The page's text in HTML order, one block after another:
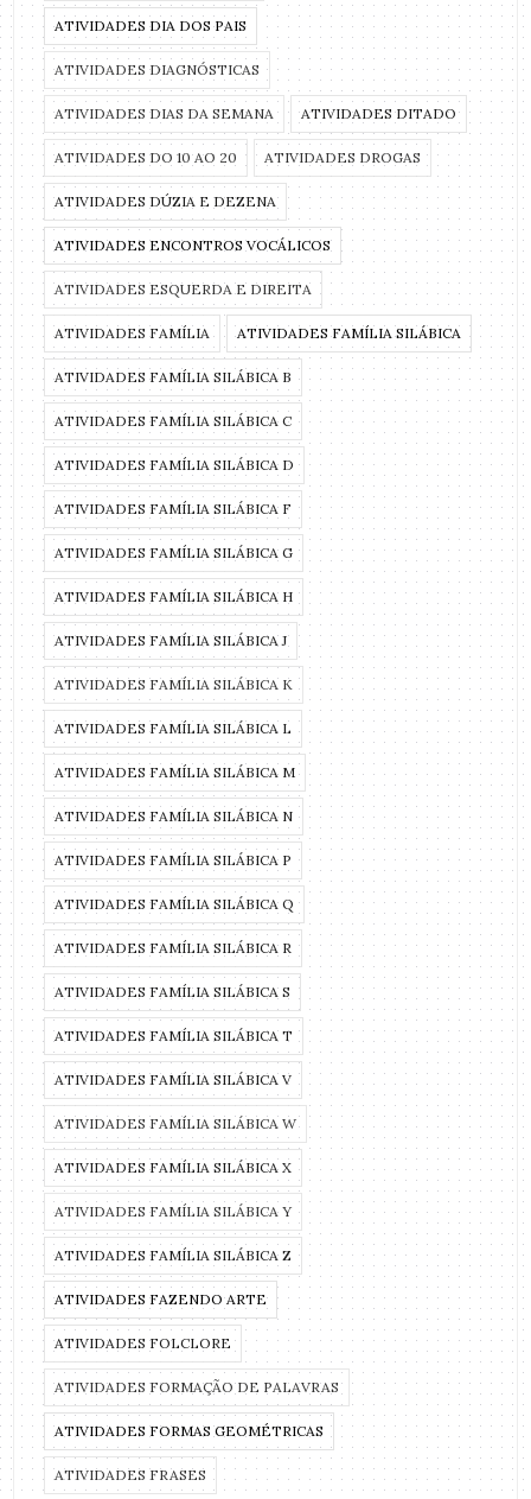
ATIVIDADES DIA DOS PAIS
ATIVIDADES DIAGNÓSTICAS
ATIVIDADES DIAS DA SEMANA ATIVIDADES DITADO
ATIVIDADES DO 10 AO 20 ATIVIDADES DROGAS
ATIVIDADES DÚZIA E DEZENA
ATIVIDADES ENCONTROS VOCÁLICOS
ATIVIDADES ESQUERDA E DIREITA
ATIVIDADES FAMÍLIA ATIVIDADES FAMÍLIA SILÁBICA
ATIVIDADES FAMÍLIA SILÁBICA B
ATIVIDADES FAMÍLIA SILÁBICA C
ATIVIDADES FAMÍLIA SILÁBICA D
ATIVIDADES FAMÍLIA SILÁBICA F
ATIVIDADES FAMÍLIA SILÁBICA G
ATIVIDADES FAMÍLIA SILÁBICA H
ATIVIDADES FAMÍLIA SILÁBICA J
ATIVIDADES FAMÍLIA SILÁBICA K
ATIVIDADES FAMÍLIA SILÁBICA L
ATIVIDADES FAMÍLIA SILÁBICA M
ATIVIDADES FAMÍLIA SILÁBICA N
ATIVIDADES FAMÍLIA SILÁBICA P
ATIVIDADES FAMÍLIA SILÁBICA Q
ATIVIDADES FAMÍLIA SILÁBICA R
ATIVIDADES FAMÍLIA SILÁBICA S
ATIVIDADES FAMÍLIA SILÁBICA T
ATIVIDADES FAMÍLIA SILÁBICA V
ATIVIDADES FAMÍLIA SILÁBICA W
ATIVIDADES FAMÍLIA SILÁBICA X
ATIVIDADES FAMÍLIA SILÁBICA Y
ATIVIDADES FAMÍLIA SILÁBICA Z
ATIVIDADES FAZENDO ARTE
ATIVIDADES FOLCLORE
ATIVIDADES FORMAÇÃO DE PALAVRAS
ATIVIDADES FORMAS GEOMÉTRICAS
ATIVIDADES FRASES